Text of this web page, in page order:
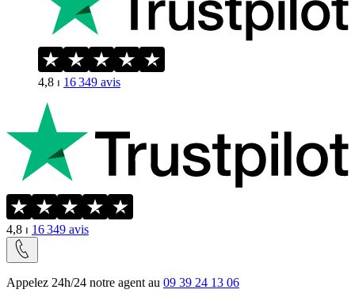
4,8 ⏐ 16 349 avis
4,8 ⏐ 16 349 avis
Appelez 24h/24 notre agent au 09 39 24 13 06